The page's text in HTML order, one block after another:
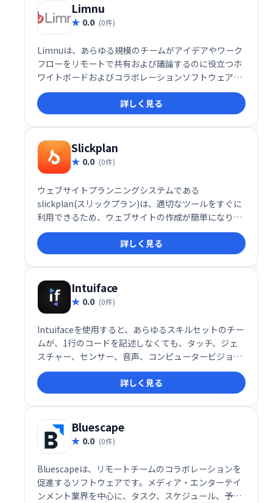
Limnu
0.0 (0件)
Limnuは、あらゆる規模のチームがアイデアやワーク
フローをリモートで共有および議論するのに役立つホ
ワイトボードおよびコラボレーションソフトウェアで
す。チームメンバーが迅速なコミュニケーションを確
立できるようにする、組み込みのインスタントメッセ
ージングおよびビデオ会議ツールが付属しています。
詳しく見る
Slickplan
0.0 (0件)
ウェブサイトプランニングシステムである
slickplan(スリックプラン)は、適切なツールをすぐに
利用できるため、ウェブサイトの作成が簡単になりま
す。私たちのアプリは、あなたが得意なことに集中で
きる直感的でエレガントなインターフェースを提供し
ます：あなた自身、あなたのビジネス、またはあなた
のクライアントのために素晴らしいウェブサイトを作
成します。
詳しく見る
Intuiface
0.0 (0件)
Intuifaceを使用すると、あらゆるスキルセットのチー
ムが、1行のコードを記述しなくても、タッチ、ジェ
スチャー、センサー、音声、コンピュータービジョン
などに対応する、データが豊富な並外れたデジタルコ
ンテンツを配信できます。詳しく見る
Bluescape
0.0 (0件)
Bluescapeは、リモートチームのコラボレーションを
促進するソフトウェアです。メディア・エンターテイ
ンメント業界を中心に、タスク、スケジュール、予算